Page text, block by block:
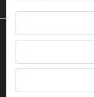
Copyright ©
Utilizamos cookies
nuestra web.
Puedes aprender
desactivarlas en los